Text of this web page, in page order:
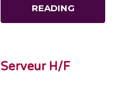
READING
Serveur H/F